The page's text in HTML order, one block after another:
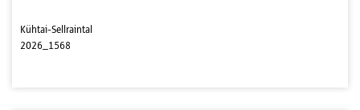
Kühtai-Sellraintal
2026_1568